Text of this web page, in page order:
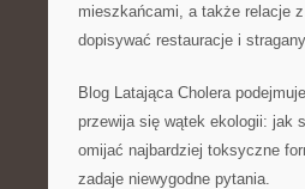
mieszkańcami, a także relacje
dopisywać restauracje i
Blog Latająca Cholera
przewija się wątek ekologii: jak
omijać najbardziej toksyczne
zadaje niewygodne pytania.